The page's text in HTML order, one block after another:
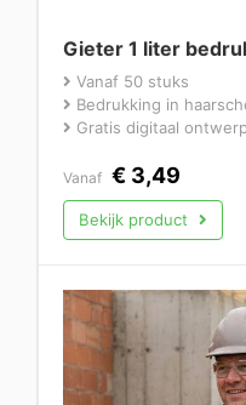
Gieter 1 liter
Vanaf 50 stuks
Bedrukking in
Gratis digitaal
Vanaf € 3,49
Bekijk product